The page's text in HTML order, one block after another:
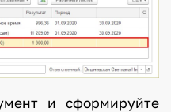
и сформируйте